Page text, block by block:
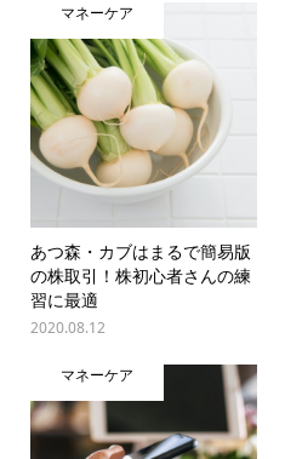
マネーケア
あつ森・カブはまるで簡易版
の株取引！株初心者さんの練
習に最適
2020.08.12
マネーケア